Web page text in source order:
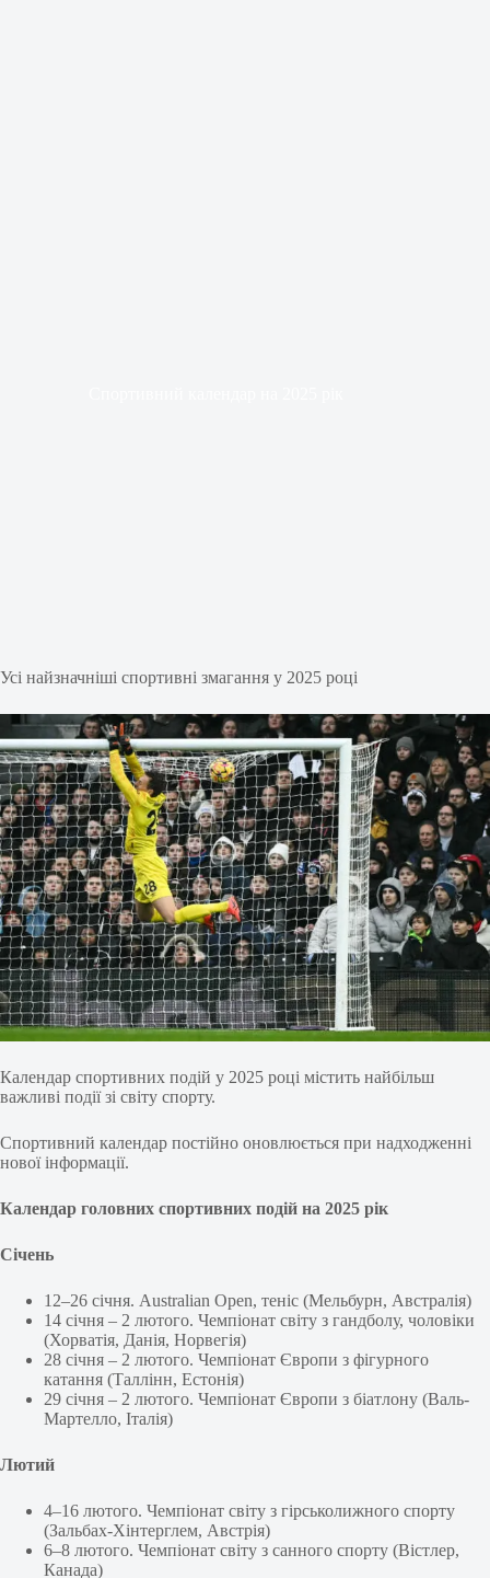
Усі найзначніші спортивні змагання у 2025 році
Календар спортивних подій у 2025 році містить найбільш
важливі події зі світу спорту.
Спортивний календар постійно оновлюється при надходженні
нової інформації.
Календар головних спортивних подій на 2025 рік
Січень
12–26 січня. Australian Open, теніс (Мельбурн, Австралія)
14 січня – 2 лютого. Чемпіонат світу з гандболу, чоловіки
(Хорватія, Данія, Норвегія)
28 січня – 2 лютого. Чемпіонат Європи з фігурного
катання (Таллінн, Естонія)
29 січня – 2 лютого. Чемпіонат Європи з біатлону (Валь-
Мартелло, Італія)
Лютий
4–16 лютого. Чемпіонат світу з гірськолижного спорту
(Зальбах-Хінтерглем, Австрія)
6–8 лютого. Чемпіонат світу з санного спорту (Вістлер,
Канада)